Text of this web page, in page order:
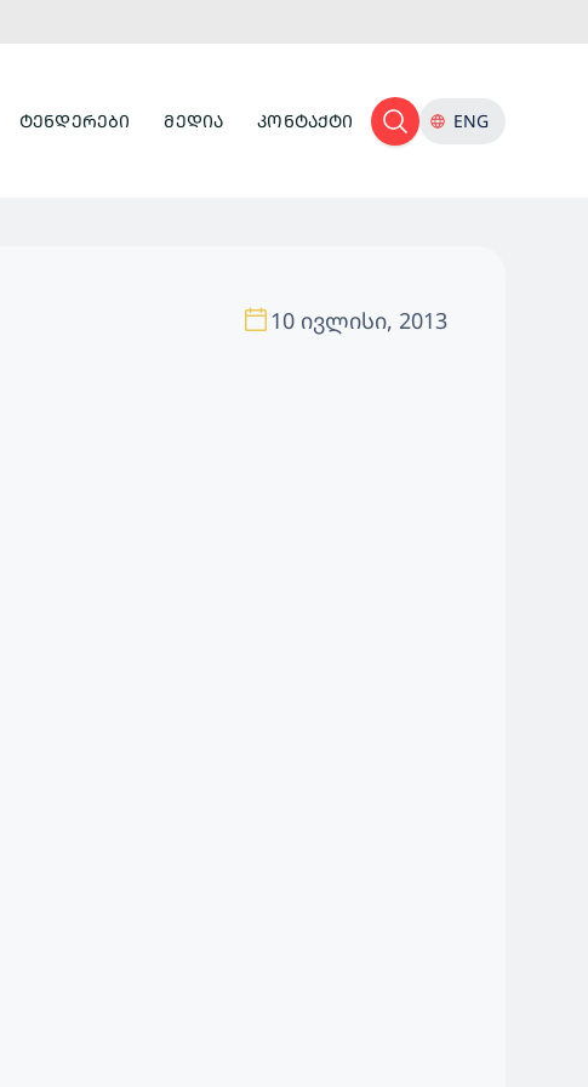
ᲢᲔᲜᲓᲔᲠᲔᲑᲘ ᲛᲔᲓᲘᲐ ᲙᲝᲜᲢᲐᲥᲢᲘ ENG
10 ივლისი, 2013